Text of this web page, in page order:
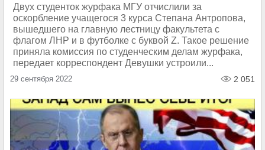
Двух студенток журфака МГУ отчислили за
оскорбление учащегося 3 курса Степана Антропова,
вышедшего на главную лестницу факультета с
флагом ЛНР и в футболке с буквой Z. Такое решение
приняла комиссия по студенческим делам журфака,
передает корреспондент Девушки устроили...
29 сентября 2022 2 051